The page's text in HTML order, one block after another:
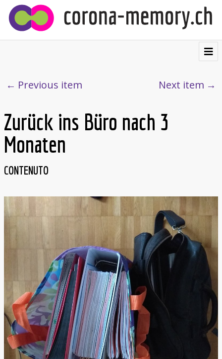
Visualizzazioni
Cartolina postale
Chi siamo
Deutsch
Previous item Next item
Zurück ins Büro nach 3
Monaten
CONTENUTO